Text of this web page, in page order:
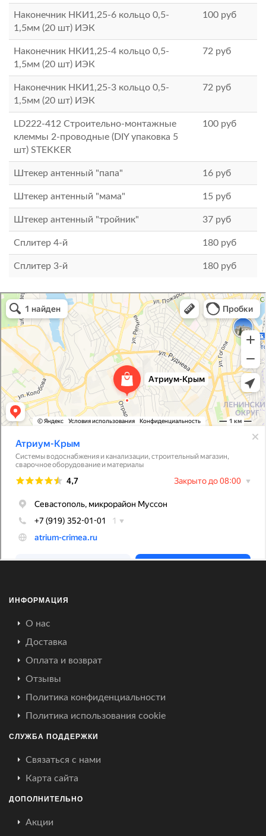
Наконечник НКИ1,25-6 кольцо 0,5-
1,5мм (20 шт) ИЭК
100 руб
Наконечник НКИ1,25-4 кольцо 0,5-
1,5мм (20 шт) ИЭК
72 руб
Наконечник НКИ1,25-3 кольцо 0,5-
1,5мм (20 шт) ИЭК
72 руб
LD222-412 Cтроительно-монтажные
клеммы 2-проводные (DIY упаковка 5
шт) STEKKER
100 руб
Штекер антенный "папа" 16 руб
Штекер антенный "мама" 15 руб
Штекер антенный "тройник" 37 руб
Сплитер 4-й 180 руб
Сплитер 3-й 180 руб
Атриум-Крым
Системы водоснабжения, отопления, канализации в Севастополе
Снабжение строительных объектов в Севастополе
ИНФОРМАЦИЯ
О нас
Доставка
Оплата и возврат
Отзывы
Политика конфиденциальности
Политика использования cookie
СЛУЖБА ПОДДЕРЖКИ
Связаться с нами
Карта сайта
ДОПОЛНИТЕЛЬНО
Акции